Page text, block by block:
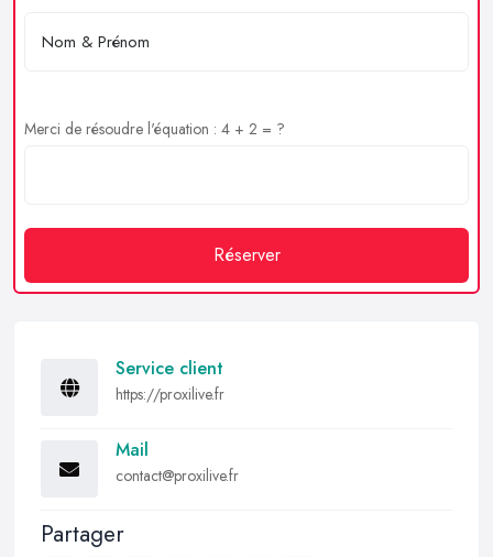
Merci de résoudre l'équation : 4 + 2 = ?
Réserver
Service client
https://proxilive.fr
Mail
contact@proxilive.fr
Partager